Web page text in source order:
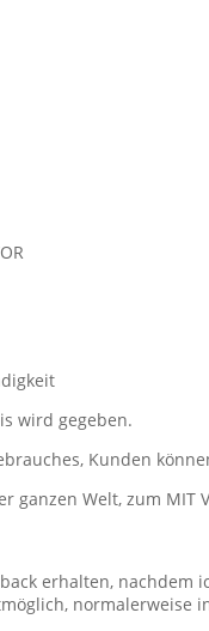
wird gegeben.
Kunden
ganzen Welt, zum MIT
erhalten, nachdem
normalerweise